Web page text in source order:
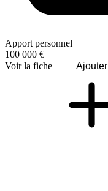
Apport personnel
100 000 €
Voir la fiche
Ajouter